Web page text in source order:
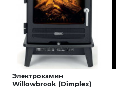
Электрокамин
Willowbrook (Dimplex)